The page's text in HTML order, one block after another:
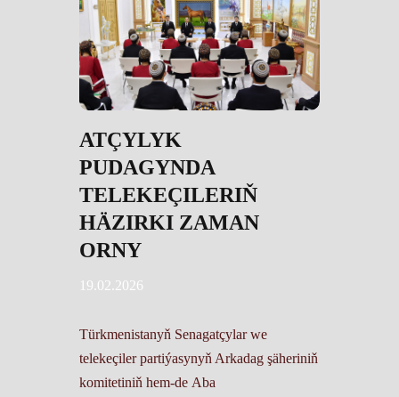
ATÇYLYK
PUDAGYNDA
TELEKEÇILERIŇ
HÄZIRKI ZAMAN
ORNY
19.02.2026
Türkmenistanyň Senagatçylar we
telekeçiler partiýasynyň Arkadag şäheriniň
komitetiniň hem-de Aba